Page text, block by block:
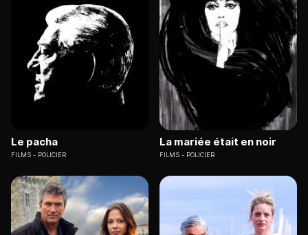
Le pacha
FILMS POLICIER
La mariée était en noir
FILMS POLICIER